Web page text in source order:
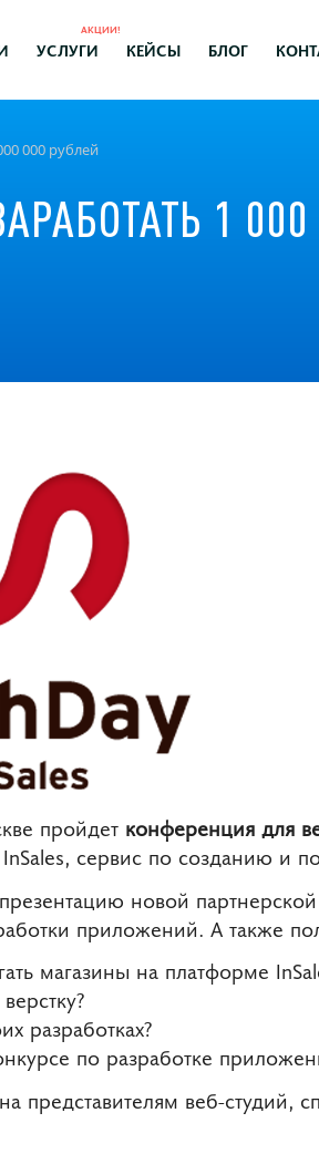
УСЛУГИ
АКЦИИ!
КЕЙСЫ БЛОГ
000 рублей
1
пройдет конференция для
сервис по созданию и
новой
приложений. А также
магазины на платформе
разработках?
по разработке
представителям веб-студий,